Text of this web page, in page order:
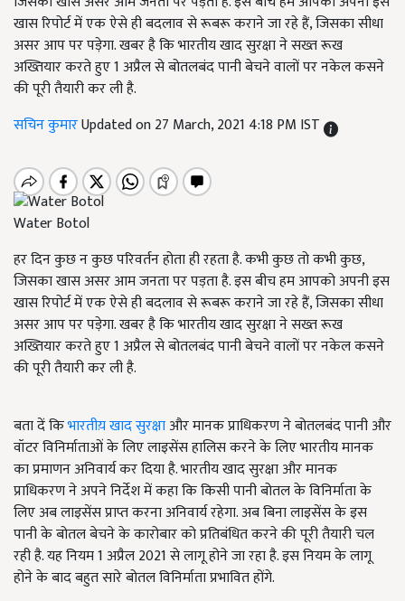
खास रिपोर्ट में एक ऐसे ही बदलाव से रूबरू कराने जा रहे हैं, जिसका सीधा
असर आप पर पड़ेगा. खबर है कि भारतीय खाद सुरक्षा ने सख्त रूख
अख्तियार करते हुए 1 अप्रैल से बोतलबंद पानी बेचने वालों पर नकेल कसने
की पूरी तैयारी कर ली है.
सचिन कुमारUpdated on 27 March, 2021 4:18 PM IST
Water Botol
हर दिन कुछ न कुछ परिवर्तन होता ही रहता है. कभी कुछ तो कभी कुछ,
जिसका खास असर आम जनता पर पड़ता है. इस बीच हम आपको अपनी इस
खास रिपोर्ट में एक ऐसे ही बदलाव से रूबरू कराने जा रहे हैं, जिसका सीधा
असर आप पर पड़ेगा. खबर है कि भारतीय खाद सुरक्षा ने सख्त रूख
अख्तियार करते हुए 1 अप्रैल से बोतलबंद पानी बेचने वालों पर नकेल कसने
की पूरी तैयारी कर ली है.
बता दें किभारतीय़ खाद सुरक्षाऔर मानक प्राधिकरण ने बोतलबंद पानी और
वॉटर विनिर्माताओं के लिए लाइसेंस हालिस करने के लिए भारतीय मानक
का प्रमाणन अनिवार्य कर दिया है. भारतीय खाद सुरक्षा और मानक
प्राधिकरण ने अपने निर्देश में कहा कि किसी पानी बोतल के विनिर्माता के
लिए अब लाइसेंस प्राप्त करना अनिवार्य रहेगा. अब बिना लाइसेंस के इस
पानी के बोतल बेचने के कारोबार को प्रतिबंधित करने की पूरी तैयारी चल
रही है. यह नियम 1 अप्रैल 2021 से लागू होने जा रहा है. इस नियम के लागू
होने के बाद बहुत सारे बोतल विनिर्माता प्रभावित होंगे.